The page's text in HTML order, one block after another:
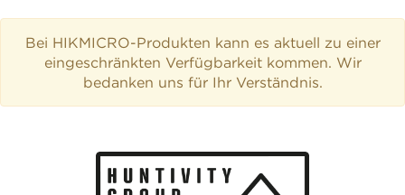
Bei HIKMICRO-Produkten kann es aktuell zu einer
eingeschränkten Verfügbarkeit kommen. Wir
bedanken uns für Ihr Verständnis.